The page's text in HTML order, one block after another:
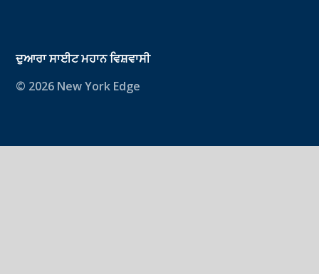
ਦੁਆਰਾ ਸਾਈਟਮਹਾਨ ਵਿਸ਼ਵਾਸੀ
© 2026 New York Edge